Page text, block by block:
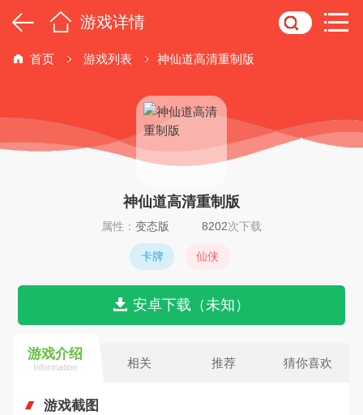
游戏详情
首页 游戏列表 神仙道高清重制版
神仙道高清重制版
属性： 变态版 8202次下载
卡牌 仙侠
安卓下载（未知）
游戏介绍
Information 相关 推荐 猜你喜欢
游戏截图